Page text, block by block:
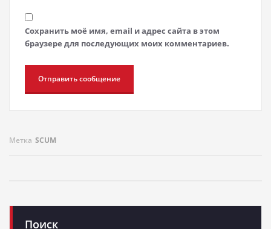
Сохранить моё имя, email и адрес сайта в этом
браузере для последующих моих комментариев.
Метка SCUM
Поиск